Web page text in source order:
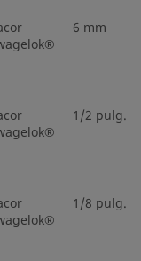
6 mm
1/2 pulg.
1/8 pulg.